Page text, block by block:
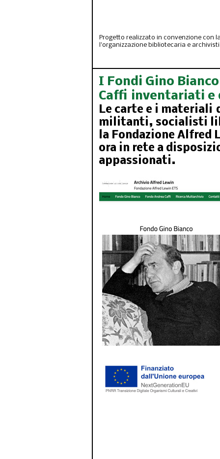
Progetto realizzato in convenzione con
l'organizzazione bibliotecaria e
I Fondi Gino
Caffi inventariati e
Le carte e i
militanti, socialisti
la Fondazione Alfred
ora in rete a
appassionati.